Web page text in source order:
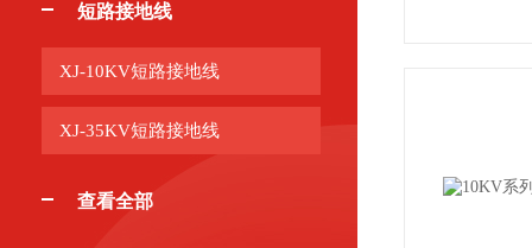
短路接地线
XJ-10KV短路接地线
XJ-35KV短路接地线
查看全部